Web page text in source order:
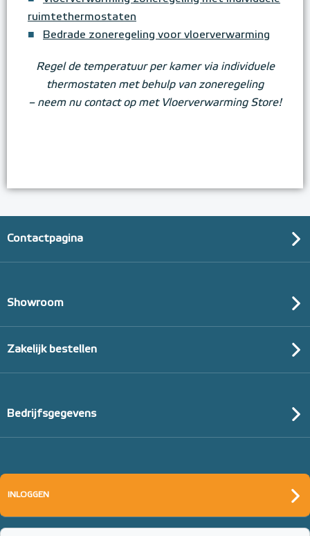
ruimtethermostaten
■
Bedrade zoneregeling voor vloerverwarming
Regel de temperatuur per kamer via individuele
thermostaten met behulp van zoneregeling
– neem nu contact op met Vloerverwarming Store!
Contactpagina
Showroom
Zakelijk bestellen
Bedrijfsgegevens
INLOGGEN